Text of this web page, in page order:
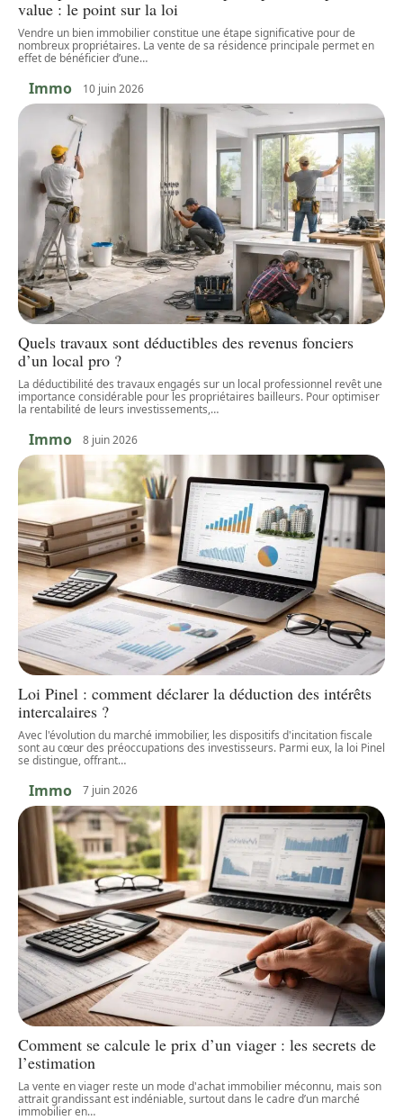
value : le point sur la loi
Vendre un bien immobilier constitue une étape significative pour de
nombreux propriétaires. La vente de sa résidence principale permet en
effet de bénéficier d’une…
Immo 10 juin 2026
Quels travaux sont déductibles des revenus fonciers
d’un local pro ?
La déductibilité des travaux engagés sur un local professionnel revêt une
importance considérable pour les propriétaires bailleurs. Pour optimiser
la rentabilité de leurs investissements,…
Immo 8 juin 2026
Loi Pinel : comment déclarer la déduction des intérêts
intercalaires ?
Avec l'évolution du marché immobilier, les dispositifs d'incitation fiscale
sont au cœur des préoccupations des investisseurs. Parmi eux, la loi Pinel
se distingue, offrant…
Immo 7 juin 2026
Comment se calcule le prix d’un viager : les secrets de
l’estimation
La vente en viager reste un mode d'achat immobilier méconnu, mais son
attrait grandissant est indéniable, surtout dans le cadre d’un marché
immobilier en…